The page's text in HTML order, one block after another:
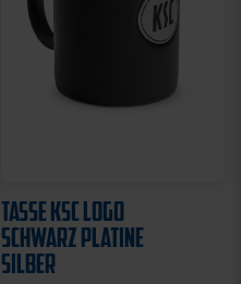
TASSE KSC LOGO
SCHWARZ PLATINE
SILBER